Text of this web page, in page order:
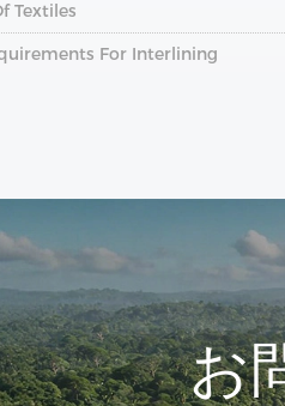
Textiles
For Interlining
お